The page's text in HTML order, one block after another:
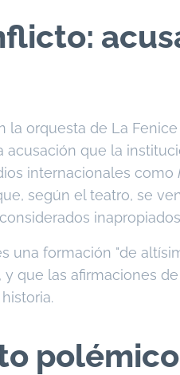
la orquesta de La
acusación que la
internacionales como
según el teatro, se
una formación "de
que las afirmaciones